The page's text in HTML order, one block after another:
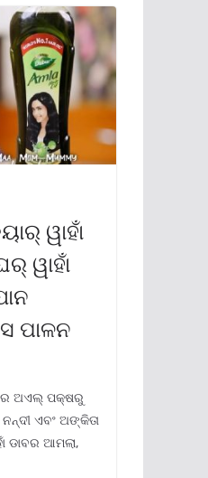
ୱାହାଁ
ୱାହାଁ
ପାଳନ
ଅଏଲ୍ ପକ୍ଷରୁ
ଏବଂ ଅଙ୍କିତା
ଡାବର ଆମଲା,